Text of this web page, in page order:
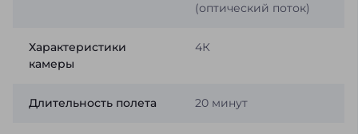
(оптический поток)
Характеристики
камеры
4К
Длительность полета 20 минут